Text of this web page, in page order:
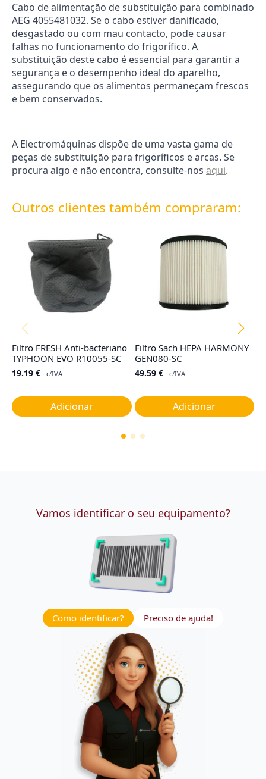
Cabo de alimentação de substituição para combinado
AEG 4055481032. Se o cabo estiver danificado,
desgastado ou com mau contacto, pode causar
falhas no funcionamento do frigorífico. A
substituição deste cabo é essencial para garantir a
segurança e o desempenho ideal do aparelho,
assegurando que os alimentos permaneçam frescos
e bem conservados.
A Electromáquinas dispõe de uma vasta gama de
peças de substituição para frigoríficos e arcas. Se
procura algo e não encontra, consulte-nos aqui.
Outros clientes também compraram:
Filtro FRESH Anti-bacteriano
TYPHOON EVO R10055-SC
19.19 € c/IVA
Adicionar
Filtro Sach HEPA HARMONY
GEN080-SC
49.59 € c/IVA
Adicionar
Vamos identificar o seu equipamento?
Como identificar? Preciso de ajuda!